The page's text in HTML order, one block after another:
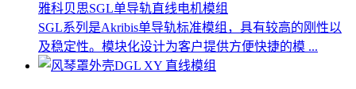
雅科贝思SGL单导轨直线电机模组
SGL系列是Akribis单导轨标准模组，具有较高的刚性以
及稳定性。模块化设计为客户提供方便快捷的模 ...